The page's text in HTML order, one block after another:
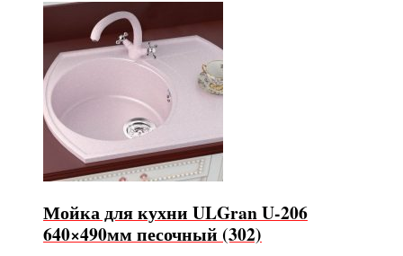
Мойка для кухни ULGran U-206
640×490мм песочный (302)